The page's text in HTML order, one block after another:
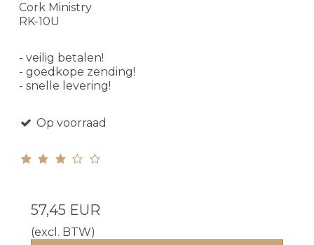
Cork Ministry
RK-10U
- veilig betalen!
- goedkope zending!
- snelle levering!
Op voorraad
57,45 EUR
(excl. BTW)